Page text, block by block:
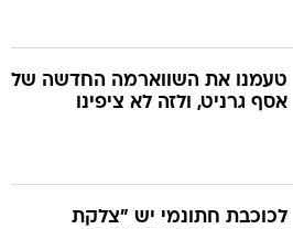
טעמנו את השווארמה החדשה של
אסף גרניט, ולזה לא ציפינו
לכוכבת חתונמי יש "צלקת